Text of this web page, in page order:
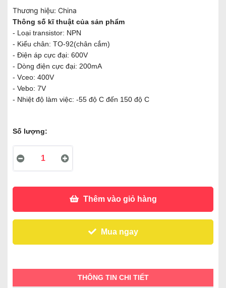
Thương hiệu: China
Thông số kĩ thuật của sản phẩm
- Loại transistor: NPN
- Kiểu chân: TO-92(chân cắm)
- Điện áp cực đại: 600V
- Dòng điện cực đại: 200mA
- Vceo: 400V
- Vebo: 7V
- Nhiệt độ làm việc: -55 độ C đến 150 độ C
Số lượng:
Thêm vào giỏ hàng
Mua ngay
THÔNG TIN CHI TIẾT